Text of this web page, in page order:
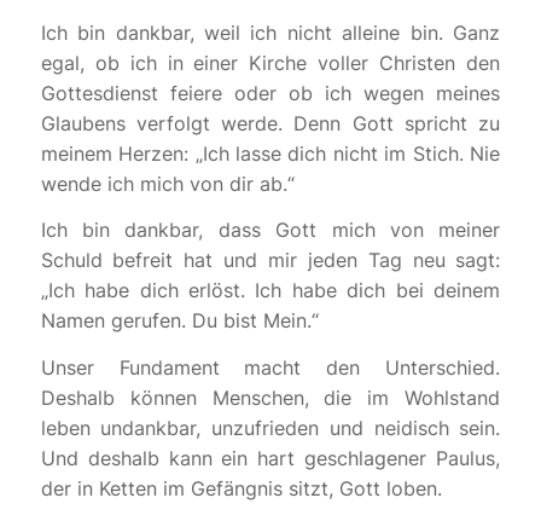
Ich bin dankbar, weil ich nicht alleine bin. Ganz
egal, ob ich in einer Kirche voller Christen den
Gottesdienst feiere oder ob ich wegen meines
Glaubens verfolgt werde. Denn Gott spricht zu
meinem Herzen: „Ich lasse dich nicht im Stich. Nie
wende ich mich von dir ab.“
Ich bin dankbar, dass Gott mich von meiner
Schuld befreit hat und mir jeden Tag neu sagt:
„Ich habe dich erlöst. Ich habe dich bei deinem
Namen gerufen. Du bist Mein.“
Unser Fundament macht den Unterschied.
Deshalb können Menschen, die im Wohlstand
leben undankbar, unzufrieden und neidisch sein.
Und deshalb kann ein hart geschlagener Paulus,
der in Ketten im Gefängnis sitzt, Gott loben.